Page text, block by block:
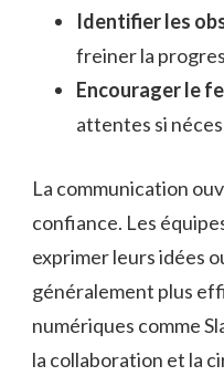
Identifier les
freiner la
Encourager le
attentes si
La communication
confiance. Les
exprimer leurs idées
généralement plus
numériques comme
la collaboration et la